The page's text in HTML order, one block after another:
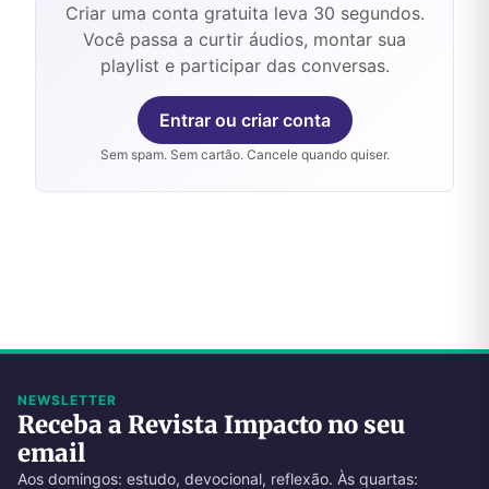
Criar uma conta gratuita leva 30 segundos.
Você passa a curtir áudios, montar sua
playlist e participar das conversas.
Entrar ou criar conta
Sem spam. Sem cartão. Cancele quando quiser.
NEWSLETTER
Receba a Revista Impacto no seu
email
Aos domingos: estudo, devocional, reflexão. Às quartas: